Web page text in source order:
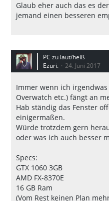
Glaub eher auch das es
jemand einen besseren
PC zu laut/heiß
Ezuri.
24. Juni 2017
Immer wenn ich irgendwas
Overwatch etc.) fängt an
Hab ständig das Fenster
einigermaßen.
Würde trotzdem gern
oder was ich auch besser
Specs:
GTX 1060 3GB
AMD FX-8370E
16 GB Ram
(Vom Rest keinen Plan